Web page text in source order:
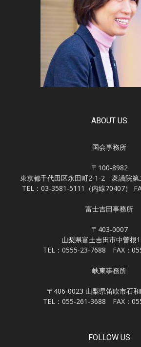
ABOUT US
国会事務所
〒100-8982
東京都千代田区永田町2-1-2 衆議院第
TEL：03-3581-5111（内線70407）
富士吉田事務所
〒403-0007
山梨県富士吉田市中曽根
TEL：0555-23-7688 FAX：
峡東事務所
〒406-0023 山梨県笛吹市石
TEL：055-261-3688 FAX：
FOLLOW US